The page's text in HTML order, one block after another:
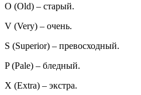
О (Old) – старый.
V (Very) – очень.
S (Superior) – превосходный.
P (Pale) – бледный.
Х (Extra) – экстра.